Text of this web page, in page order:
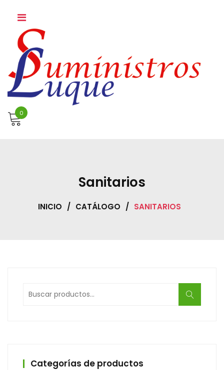
content
0
Sanitarios
INICIO / CATÁLOGO / SANITARIOS
por:
Categorías de productos